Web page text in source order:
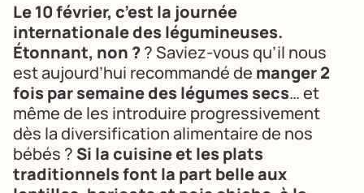
Le 10 février, c’est la journée
internationale des légumineuses.
Étonnant, non ?? Saviez-vous qu’il nous
est aujourd’hui recommandé de manger 2
fois par semaine des légumes secs… et
même de les introduire progressivement
dès la diversification alimentaire de nos
bébés ? Si la cuisine et les plats
traditionnels font la part belle aux